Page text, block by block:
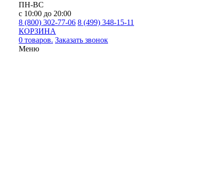
ПН-ВС
с 10:00 до 20:00
8 (800) 302-77-06 8 (499) 348-15-11
КОРЗИНА
0 товаров. Заказать звонок
Меню